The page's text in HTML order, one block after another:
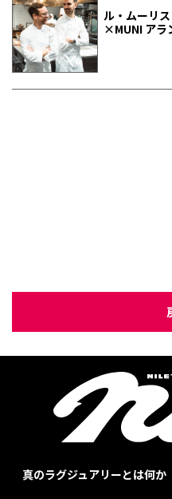
ル・ムーリ
×MUNI アラ
真のラグジュアリーとは何か